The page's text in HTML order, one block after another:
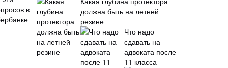
должна быть на летней
резине
Что надо
сдавать на
адвоката после
11 класса